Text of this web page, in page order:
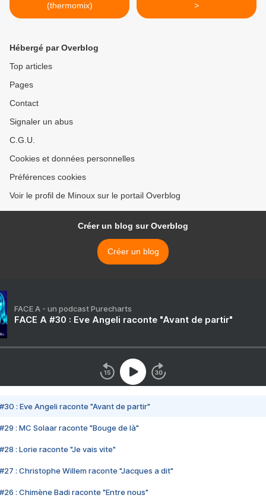
(thermomix)
>
Hébergé par Overblog
Top articles
Pages
Contact
Signaler un abus
C.G.U.
Cookies et données personnelles
Préférences cookies
Voir le profil de Minoux sur le portail Overblog
Créer un blog sur Overblog
Créer un blog
FACE A - un podcast Purecharts
FACE A #30 : Eve Angeli raconte "Avant de partir"
#30 : Eve Angeli raconte "Avant de partir"
#29 : MC Solaar raconte "Bouge de là"
#28 : Lorie raconte "Je vais vite"
#27 : Christophe Willem raconte "Jacques a dit"
#26 : Chimène Badi raconte "Entre nous"